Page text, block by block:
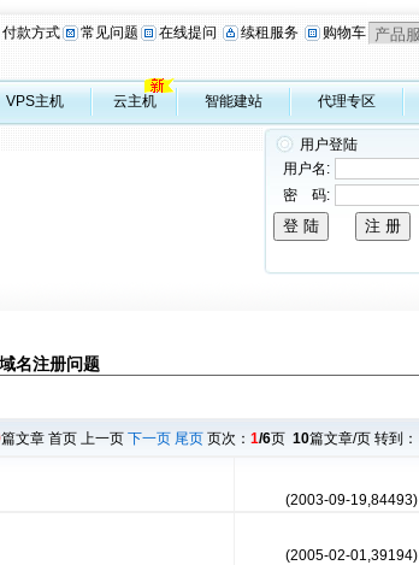
付款方式 常见问题 在线提问 续租服务 购物车
VPS主机 云主机 智能建站 代理专区
用户登陆
用户名:
密 码:
域名注册问题
篇文章 首页 上一页 下一页 尾页页次： 1/6页 10篇文章/页 转到：
(2003-09-19,84493)
(2005-02-01,39194)